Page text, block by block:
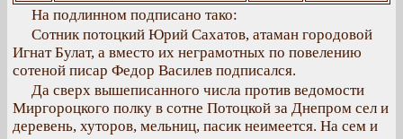
На подлинном подписано тако:
Сотник потоцкий Юрий Сахатов, атаман городовой
Игнат Булат, а вместо их неграмотных по повелению
сотеной писар Федор Василев подписался.
Да сверх вышеписанного числа против ведомости
Миргороцкого полку в сотне Потоцкой за Днепром сел и
деревень, хуторов, мельниц, пасик неимеется. На сем и